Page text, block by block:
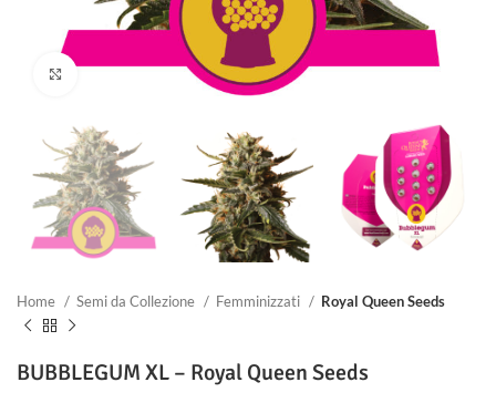
Clicca per ingrandire
Home Semi da Collezione Femminizzati Royal Queen Seeds
BUBBLEGUM XL – Royal Queen Seeds